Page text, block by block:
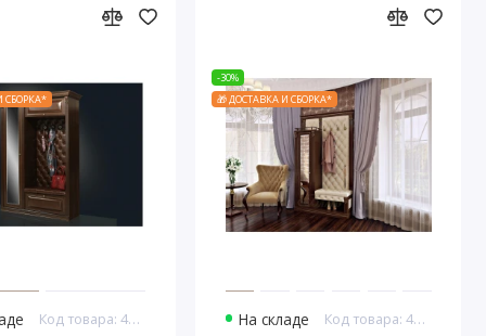
СБОРКА*
Код товара: 4654
-30%
🎁 ДОСТАВКА И СБОРКА*
На складе Код товара: 4694